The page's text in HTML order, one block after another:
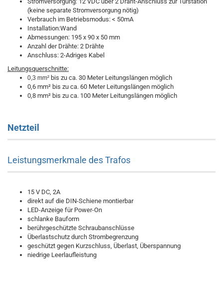
(keine separate Stromversorgung nötig)
Verbrauch im Betriebsmodus: < 50mA
Installation:Wand
Abmessungen: 195 x 90 x 50 mm
Anzahl der Drähte: 2 Drähte
Anschluss: 2-Adriges Kabel
Leitungsquerschnitte:
0,3 mm² bis zu ca. 30 Meter Leitungslängen möglich
0,6 mm² bis zu ca. 60 Meter Leitungslängen möglich
0,8 mm² bis zu ca. 100 Meter Leitungslängen möglich
Netzteil
Leistungsmerkmale des Trafos
15 V DC, 2A
direkt auf die DIN-Schiene montierbar
LED-Anzeige für Power-On
schlanke Bauform
berührgeschützte Schraubanschlüsse
Überlastschutz durch Strombegrenzung
geschützt gegen Kurzschluss, Überlast, Überspannung
niedrige Leerlaufleistung